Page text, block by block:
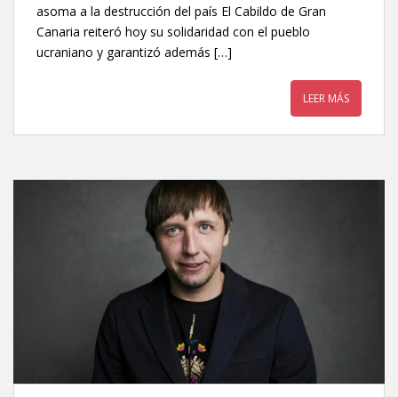
asoma a la destrucción del país El Cabildo de Gran
Canaria reiteró hoy su solidaridad con el pueblo
ucraniano y garantizó además […]
LEER MÁS